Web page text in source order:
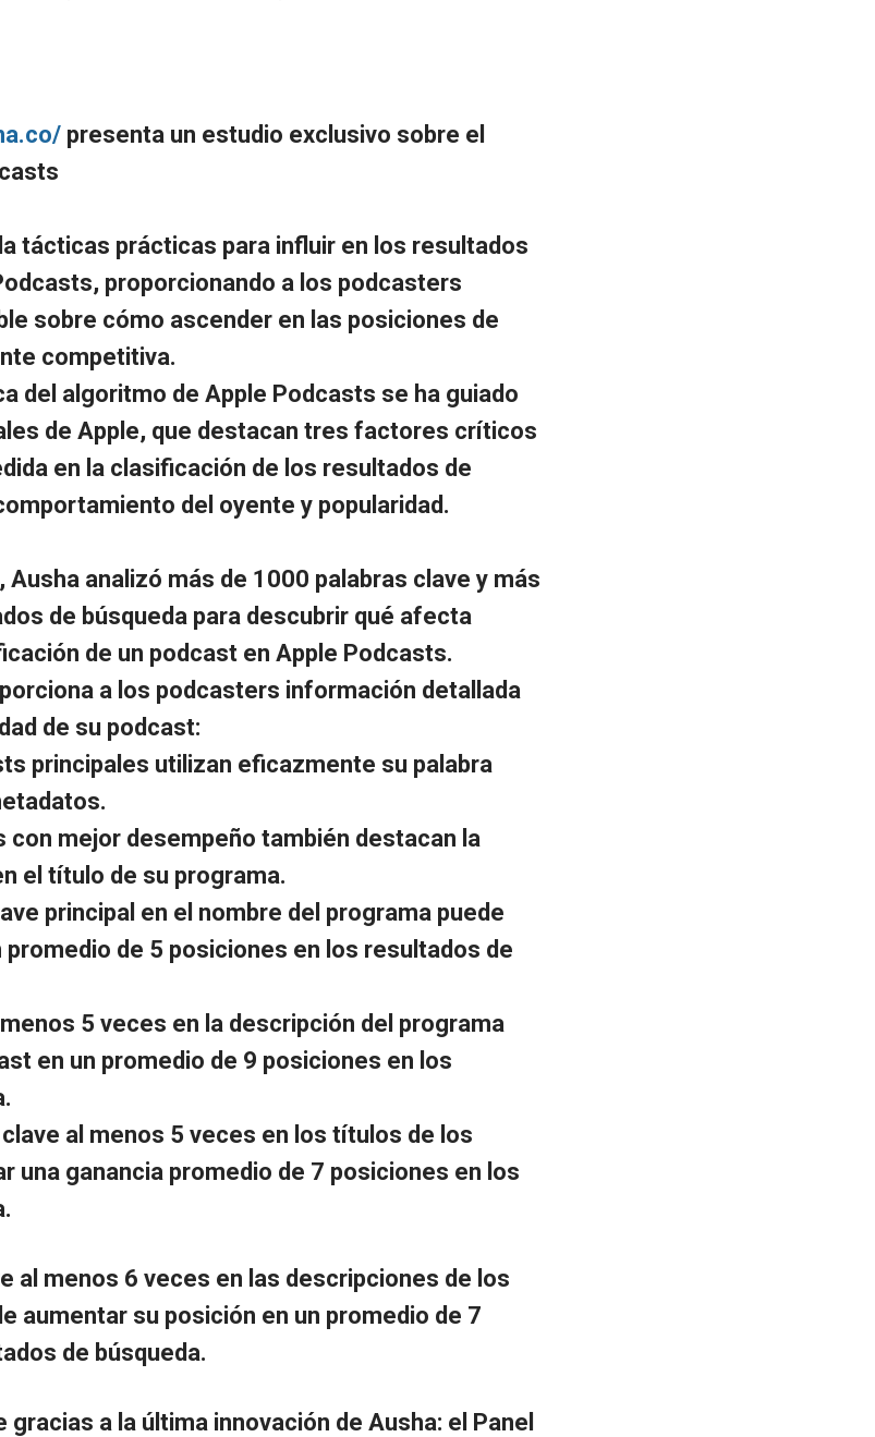
presenta un estudio exclusivo sobre el
tácticas prácticas para influir en los resultados
proporcionando a los podcasters
sobre cómo ascender en las posiciones de
competitiva.
del algoritmo de Apple Podcasts se ha guiado
de Apple, que destacan tres factores críticos
en la clasificación de los resultados de
del oyente y popularidad.
analizó más de 1000 palabras clave y más
de búsqueda para descubrir qué afecta
de un podcast en Apple Podcasts.
a los podcasters información detallada
de su podcast:
principales utilizan eficazmente su palabra
con mejor desempeño también destacan la
el título de su programa.
principal en el nombre del programa puede
de 5 posiciones en los resultados de
5 veces en la descripción del programa
en un promedio de 9 posiciones en los
al menos 5 veces en los títulos de los
una ganancia promedio de 7 posiciones en los
al menos 6 veces en las descripciones de los
aumentar su posición en un promedio de 7
de búsqueda.
a la última innovación de Ausha: el Panel